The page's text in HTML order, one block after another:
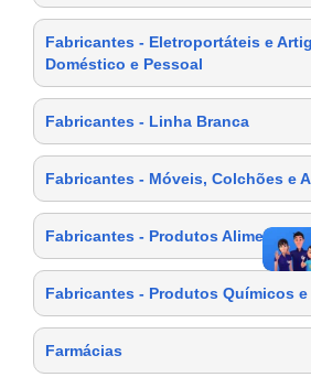
Fabricantes - Eletroportáteis e
Doméstico e Pessoal
Fabricantes - Linha Branca
Fabricantes - Móveis, Colchões e
Fabricantes - Produtos Alimentícios
Fabricantes - Produtos Químicos
Farmácias